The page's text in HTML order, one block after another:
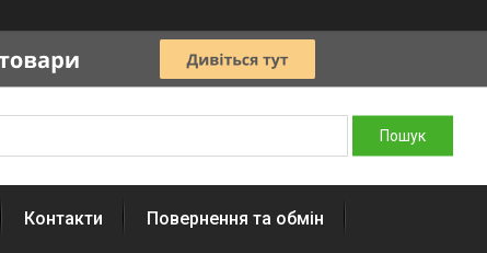
Контакти Повернення та обмін